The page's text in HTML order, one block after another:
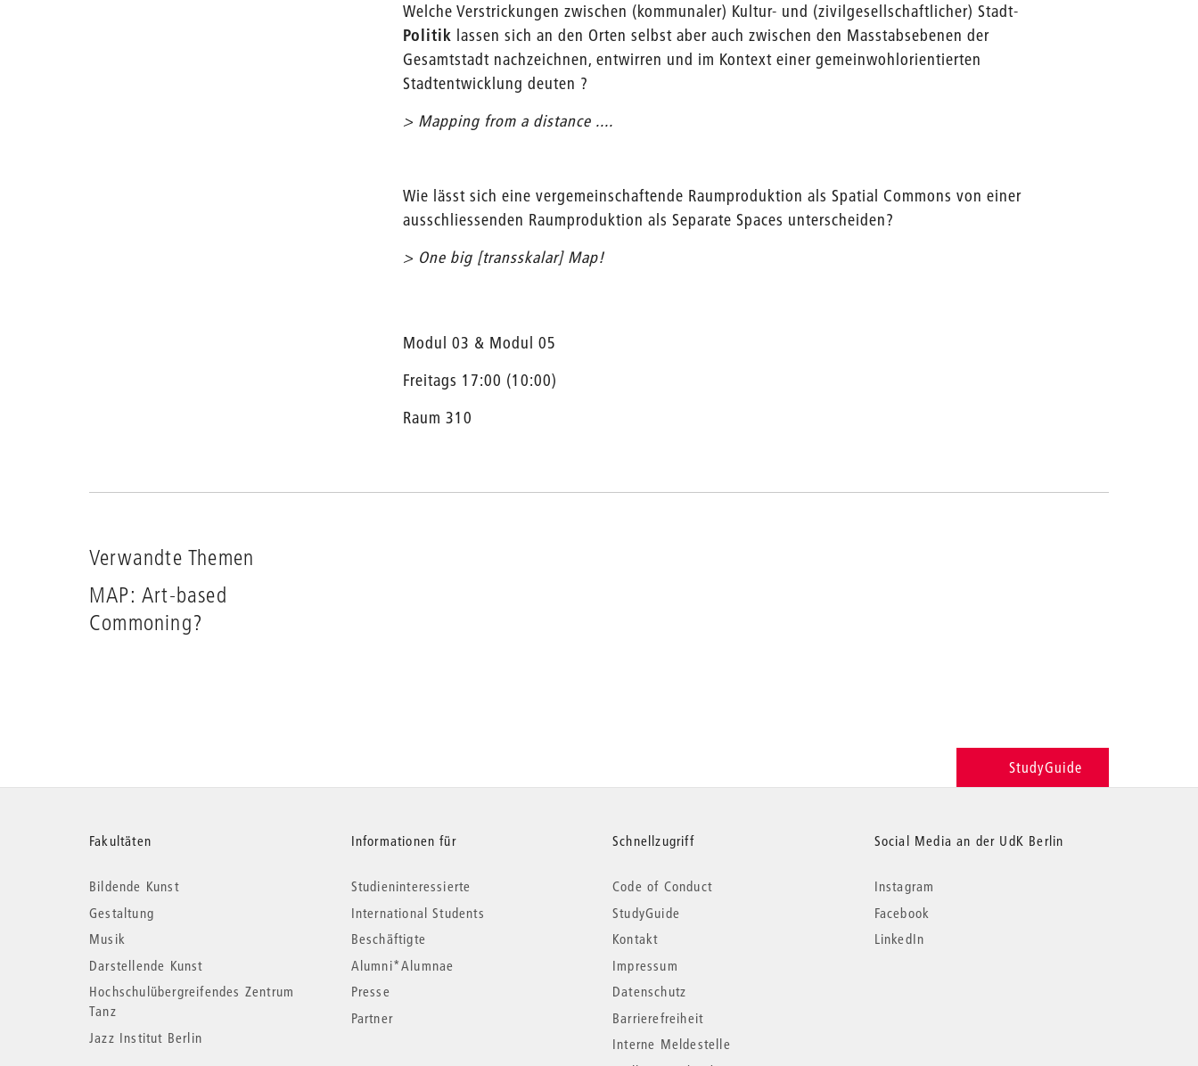
Welche Verstrickungen zwischen (kommunaler) Kultur- und (zivilgesellschaftlicher) Stadt-
Politik lassen sich an den Orten selbst aber auch zwischen den Masstabsebenen der
Gesamtstadt nachzeichnen, entwirren und im Kontext einer gemeinwohlorientierten
Stadtentwicklung deuten ?
> Mapping from a distance ....
Wie lässt sich eine vergemeinschaftende Raumproduktion als Spatial Commons von einer
ausschliessenden Raumproduktion als Separate Spaces unterscheiden?
> One big [transskalar] Map!
Modul 03 & Modul 05
Freitags 17:00 (10:00)
Raum 310
Verwandte Themen
MAP: Art-based
Commoning?
StudyGuide
Weitere
Informationen
Fakultäten
Bildende Kunst
Gestaltung
Musik
Darstellende Kunst
Hochschulübergreifendes Zentrum
Tanz
Jazz Institut Berlin
Informationen für
Studieninteressierte
International Students
Beschäftigte
Alumni*Alumnae
Presse
Partner
Schnellzugriff
Code of Conduct
StudyGuide
Kontakt
Impressum
Datenschutz
Barrierefreiheit
Interne Meldestelle
Social Media an der UdK Berlin
Instagram
Facebook
LinkedIn